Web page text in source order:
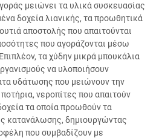
μειώνει τα υλικά συσκευασίας
δοχεία λιανικής, τα προωθητικά
αποστολής που απαιτούνται
που αγοράζονται μέσω
τα χύδην μικρά μπουκάλια
να υλοποιήσουν
υδάτωσης που μειώνουν την
νεροπίτες που απαιτούν
τα οποία προωθούν τα
κατανάλωσης, δημιουργώντας
που συμβαδίζουν με